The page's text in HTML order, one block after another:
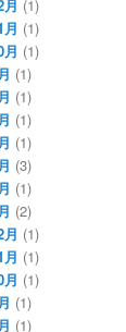
(1)
(1)
(1)
(1)
(1)
(1)
(1)
(3)
(1)
(2)
(1)
(1)
(1)
(1)
(1)